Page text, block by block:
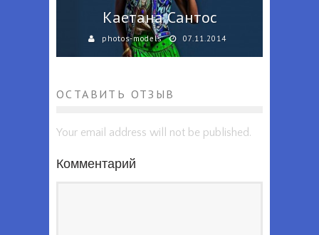
Каетана Сантос
photos-models 07.11.2014
ОСТАВИТЬ ОТЗЫВ
Your email address will not be published.
Комментарий